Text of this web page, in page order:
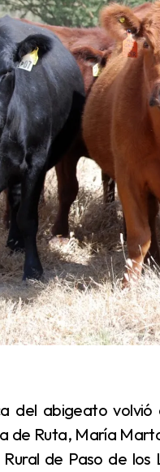
de Ruta, María
de Paso de